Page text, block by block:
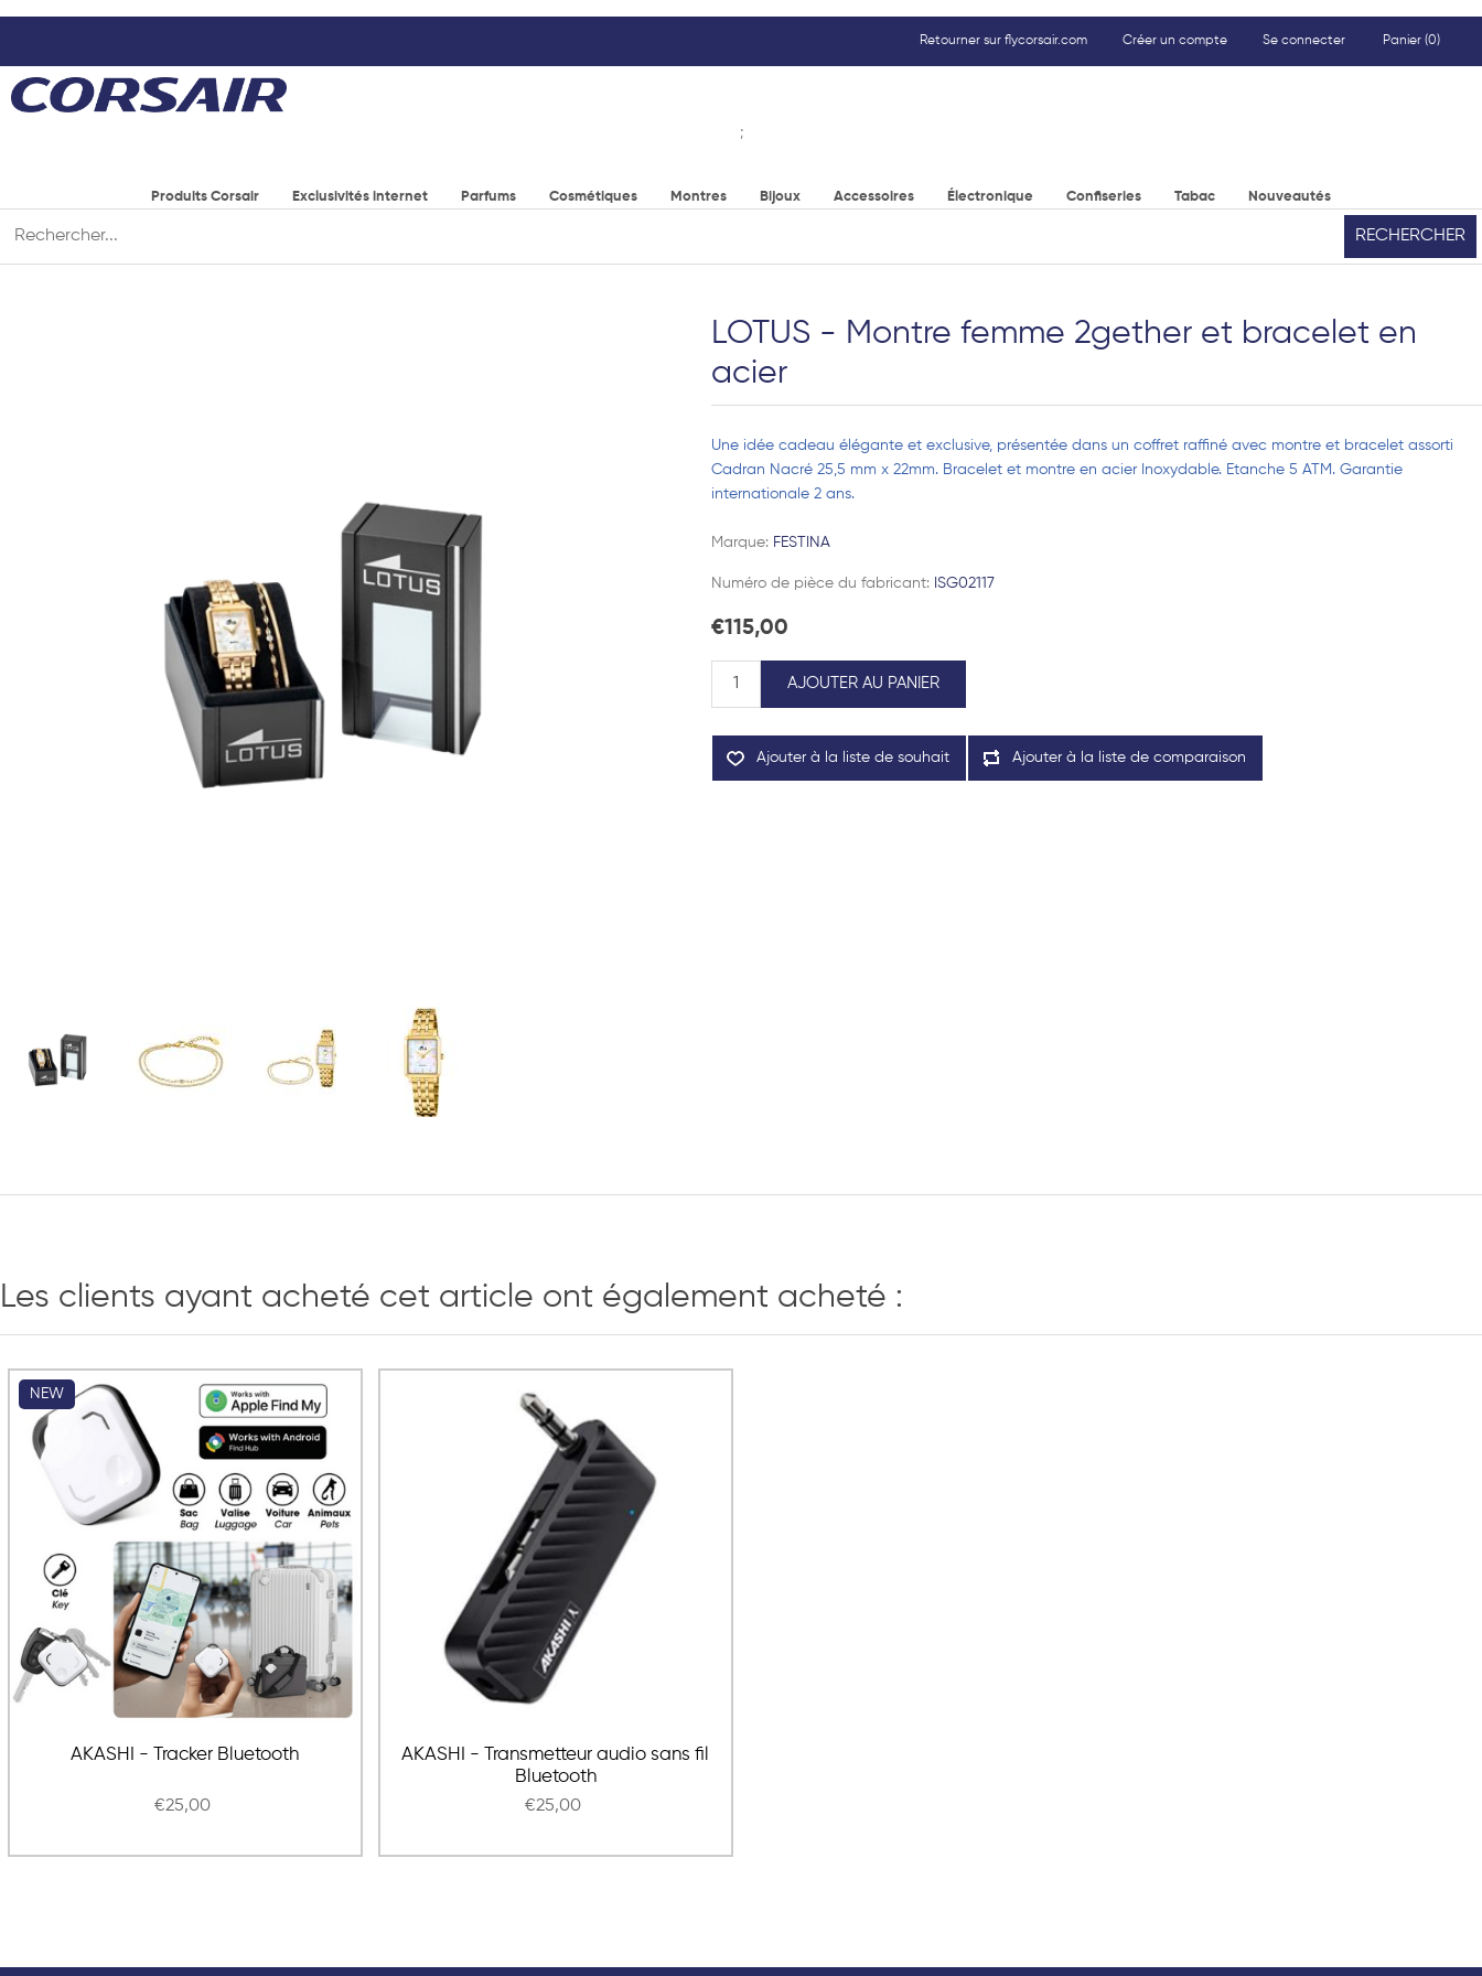
Retourner sur flycorsair.com Créer un compte Se connecter Panier (0)
;
Produits Corsair Exclusivités internet Parfums Cosmétiques Montres Bijoux Accessoires Électronique Confiseries Tabac Nouveautés
RECHERCHER
LOTUS - Montre femme 2gether et bracelet en
acier
Une idée cadeau élégante et exclusive, présentée dans un coffret raffiné avec montre et bracelet assorti
Cadran Nacré 25,5 mm x 22mm. Bracelet et montre en acier Inoxydable. Etanche 5 ATM. Garantie
internationale 2 ans.
Marque: FESTINA
Numéro de pièce du fabricant: ISG02117
€115,00
AJOUTER AU PANIER
Ajouter à la liste de souhait Ajouter à la liste de comparaison
Les clients ayant acheté cet article ont également acheté :
NEW
AKASHI - Tracker Bluetooth
€25,00
AKASHI - Transmetteur audio sans fil
Bluetooth
€25,00